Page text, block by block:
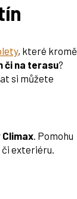
, které kromě
či na terasu?
si můžete
. Pomohu
či exteriéru.